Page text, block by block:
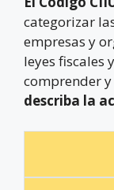
categorizar
empresas y
leyes fiscales
comprender y
describa la